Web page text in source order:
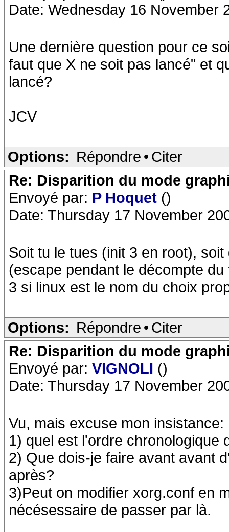
Date: Wednesday 16 November
Une dernière question pour ce
faut que X ne soit pas lancé" et
lancé?
JCV
Options: Répondre • Citer
Re: Disparition du mode
Envoyé par: P Hoquet ()
Date: Thursday 17 November
Soit tu le tues (init 3 en root),
(escape pendant le décompte
3 si linux est le nom du choix
Options: Répondre • Citer
Re: Disparition du mode
Envoyé par: VIGNOLI ()
Date: Thursday 17 November
Vu, mais excuse mon insistance:
1) quel est l'ordre chronologique
2) Que dois-je faire avant avant
après?
3)Peut on modifier xorg.conf en
nécésessaire de passer par là.